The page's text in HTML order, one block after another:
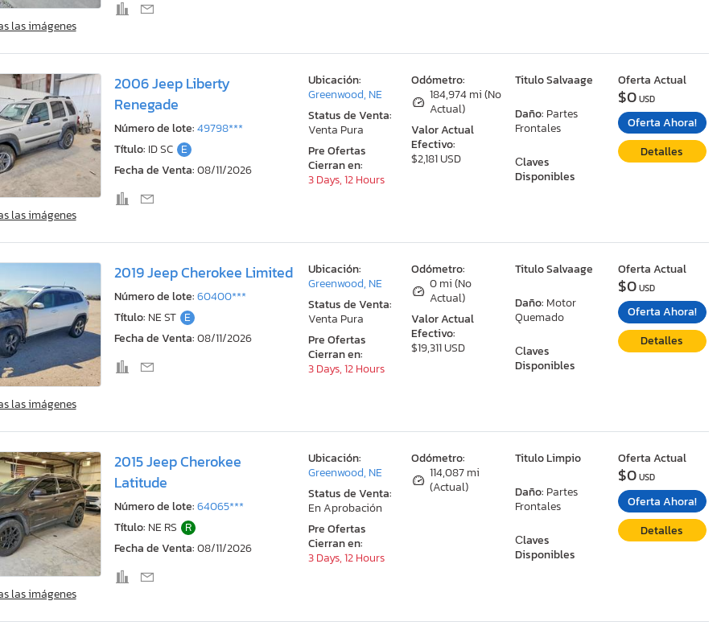
las imágenes
las imágenes
2006 Jeep Liberty
Renegade
Número de lote:49798***
Título: ID SC E
Fecha de Venta:08/11/2026
Odómetro:
184,974 mi (No
Actual)
Valor Actual
Efectivo:
$2,181 USD
Titulo Salvaage
Daño: Partes
Frontales
Сlaves
Disponibles
Ubicación:
Greenwood, NE
Status de Venta:
Venta Pura
Pre Ofertas
Cierran en:
3 Days, 12 Hours
Oferta Actual
$0USD
Oferta Ahora!
Detalles
las imágenes
2019 Jeep Cherokee Limited
Número de lote:60400***
Título: NE ST E
Fecha de Venta:08/11/2026
Odómetro:
0 mi (No
Actual)
Valor Actual
Efectivo:
$19,311 USD
Titulo Salvaage
Daño: Motor
Quemado
Сlaves
Disponibles
Ubicación:
Greenwood, NE
Status de Venta:
Venta Pura
Pre Ofertas
Cierran en:
3 Days, 12 Hours
Oferta Actual
$0USD
Oferta Ahora!
Detalles
las imágenes
2015 Jeep Cherokee
Latitude
Número de lote:64065***
Título: NE RS R
Fecha de Venta:08/11/2026
Odómetro:
114,087 mi
(Actual)
Titulo Limpio
Daño: Partes
Frontales
Сlaves
Disponibles
Ubicación:
Greenwood, NE
Status de Venta:
En Aprobación
Pre Ofertas
Cierran en:
3 Days, 12 Hours
Oferta Actual
$0USD
Oferta Ahora!
Detalles